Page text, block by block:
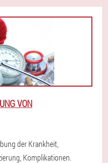
VON
der Krankheit,
Komplikationen.